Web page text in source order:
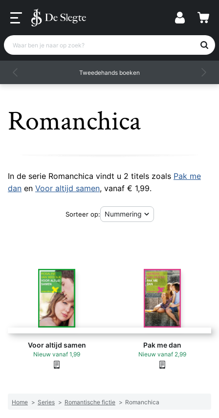
Waar ben je naar op zoek?
Tweedehands boeken
Romanchica
In de serie Romanchica vindt u 2 titels zoals Pak me
dan en Voor altijd samen, vanaf € 1,99.
Sorteer op:
Voor altijd samen
Nieuw vanaf 1,99
Pak me dan
Nieuw vanaf 2,99
Home > Series > Romantische fictie > Romanchica